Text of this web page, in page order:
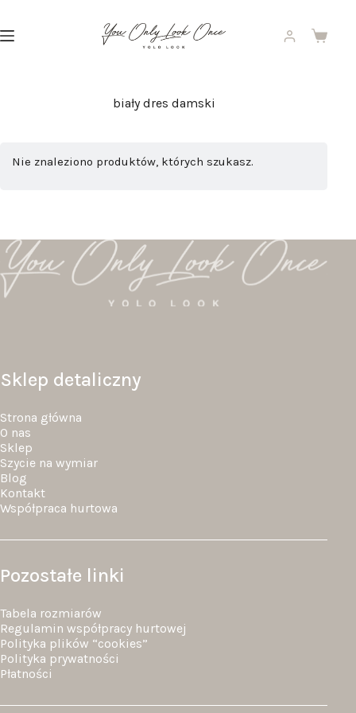
treści
Koszyk
biały dres damski
Nie znaleziono produktów, których szukasz.
Sklep detaliczny
Strona główna
O nas
Sklep
Szycie na wymiar
Blog
Kontakt
Współpraca hurtowa
Pozostałe linki
Tabela rozmiarów
Regulamin współpracy hurtowej
Polityka plików “cookies”
Polityka prywatności
Płatności